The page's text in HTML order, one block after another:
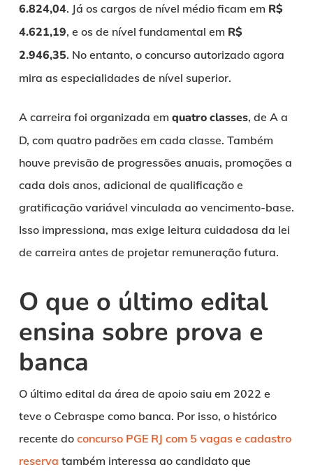
6.824,04. Já os cargos de nível médio ficam em R$
4.621,19, e os de nível fundamental em R$
2.946,35. No entanto, o concurso autorizado agora
mira as especialidades de nível superior.
A carreira foi organizada em quatro classes, de A a
D, com quatro padrões em cada classe. Também
houve previsão de progressões anuais, promoções a
cada dois anos, adicional de qualificação e
gratificação variável vinculada ao vencimento-base.
Isso impressiona, mas exige leitura cuidadosa da lei
de carreira antes de projetar remuneração futura.
O que o último edital
ensina sobre prova e
banca
O último edital da área de apoio saiu em 2022 e
teve o Cebraspe como banca. Por isso, o histórico
recente do concurso PGE RJ com 5 vagas e cadastro
reserva também interessa ao candidato que